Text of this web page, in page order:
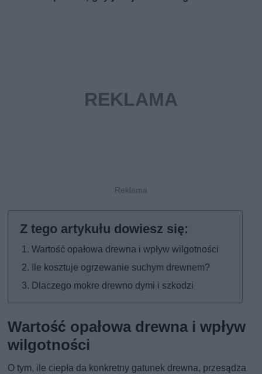
Wartość opałowa drewna i wpływ wilgotności
Ile kosztuje ogrzewanie suchym drewnem?
Dlaczego mokre drewno dymi i szkodzi
Wartość opałowa drewna i wpływ
wilgotności
O tym, ile ciepła da konkretny gatunek drewna, przesądza